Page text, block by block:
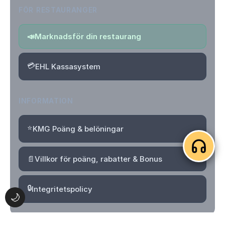
🌙
📣Marknadsför din restaurang
💳EHL Kassasystem
⭐KMG Poäng & belöningar
📄Villkor för poäng, rabatter & Bonus
🔒Integritetspolicy